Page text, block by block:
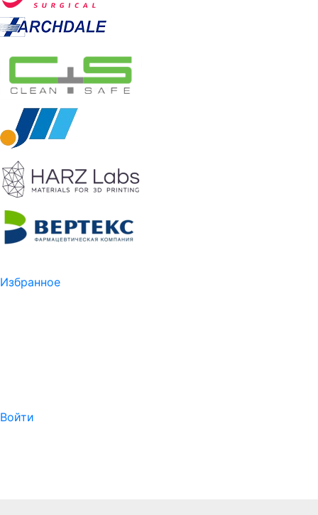
Избранное
Войти